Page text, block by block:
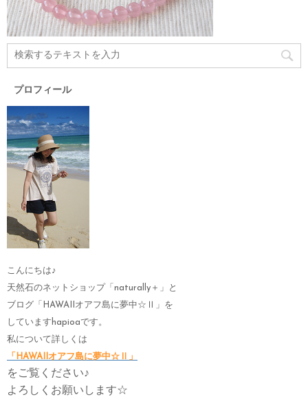
プロフィール
こんにちは♪
天然石のネットショップ「naturally＋」と
ブログ「HAWAIIオアフ島に夢中☆Ⅱ」を
していますhapioaです。
私について詳しくは
「HAWAIIオアフ島に夢中☆Ⅱ」
をご覧ください♪
よろしくお願いします☆